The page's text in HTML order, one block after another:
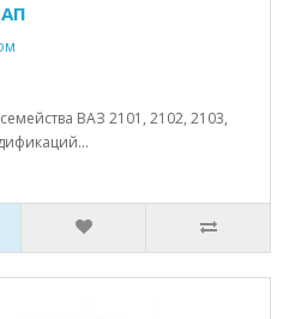
ВАЗ 2101, 2102, 2103,